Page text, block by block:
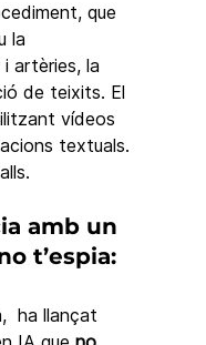
que
la
artèries, la
de teixits. El
vídeos
textuals.
amb un
t’espia:
ha llançat